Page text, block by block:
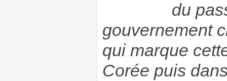
du
gouvernement
qui marque
Corée puis